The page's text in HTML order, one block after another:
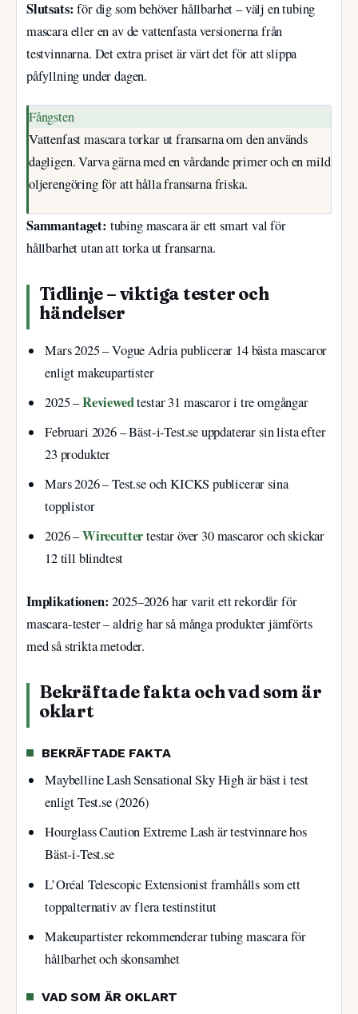
Slutsats: för dig som behöver hållbarhet – välj en tubing
mascara eller en av de vattenfasta versionerna från
testvinnarna. Det extra priset är värt det för att slippa
påfyllning under dagen.
Fångsten
Vattenfast mascara torkar ut fransarna om den används
dagligen. Varva gärna med en vårdande primer och en mild
oljerengöring för att hålla fransarna friska.
Sammantaget: tubing mascara är ett smart val för
hållbarhet utan att torka ut fransarna.
Tidlinje – viktiga tester och
händelser
Mars 2025– Vogue Adria publicerar 14 bästa mascaror
enligt makeupartister
2025–Reviewedtestar 31 mascaror i tre omgångar
Februari 2026– Bäst-i-Test.se uppdaterar sin lista efter
23 produkter
Mars 2026– Test.se och KICKS publicerar sina
topplistor
2026–Wirecuttertestar över 30 mascaror och skickar
12 till blindtest
Implikationen: 2025–2026 har varit ett rekordår för
mascara-tester – aldrig har så många produkter jämförts
med så strikta metoder.
Bekräftade fakta och vad som är
oklart
BEKRÄFTADE FAKTA
Maybelline Lash Sensational Sky High är bäst i test
enligt Test.se (2026)
Hourglass Caution Extreme Lash är testvinnare hos
Bäst-i-Test.se
L’Oréal Telescopic Extensionist framhålls som ett
toppalternativ av flera testinstitut
Makeupartister rekommenderar tubing mascara för
hållbarhet och skonsamhet
VAD SOM ÄR OKLART